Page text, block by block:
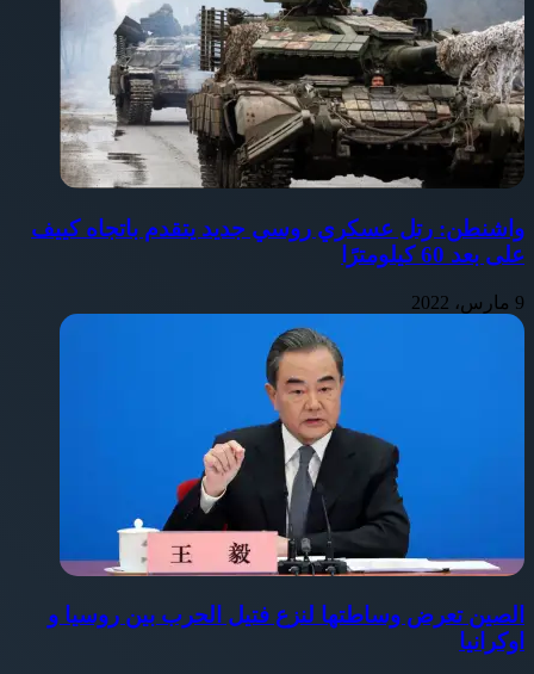
واشنطن: رتل عسكري روسي جديد يتقدم باتجاه كييف
على بعد 60 كيلومترًا
9 مارس، 2022
الصين تعرض وساطتها لنزع فتيل الحرب بين روسيا و
اوكرانيا